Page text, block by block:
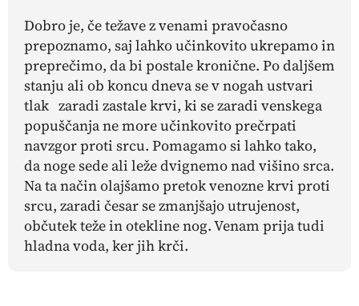
Dobro je, če težave z venami pravočasno
prepoznamo, saj lahko učinkovito ukrepamo in
preprečimo, da bi postale kronične. Po daljšem
stanju ali ob koncu dneva se v nogah ustvari
tlak zaradi zastale krvi, ki se zaradi venskega
popuščanja ne more učinkovito prečrpati
navzgor proti srcu. Pomagamo si lahko tako,
da noge sede ali leže dvignemo nad višino srca.
Na ta način olajšamo pretok venozne krvi proti
srcu, zaradi česar se zmanjšajo utrujenost,
občutek teže in otekline nog. Venam prija tudi
hladna voda, ker jih krči.